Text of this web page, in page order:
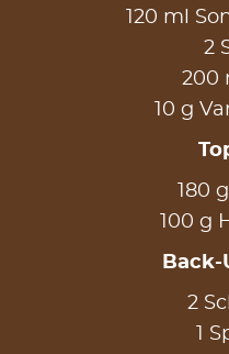
120 ml
2
200
10 g
180
100 g
Back-
2
1